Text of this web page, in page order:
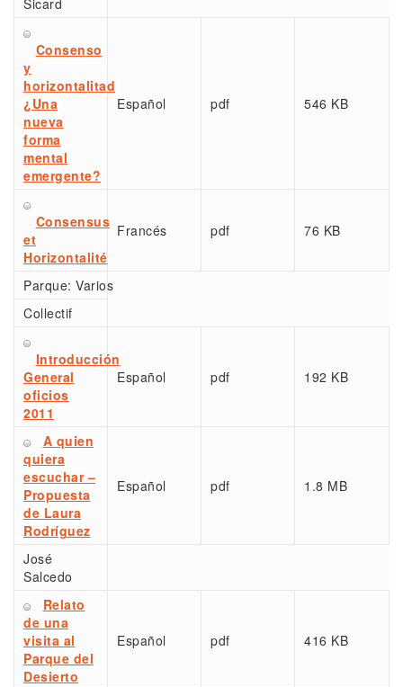
Sicard
Consenso
y
horizontalitad
¿Una
nueva
forma
mental
emergente?
Español pdf 546 KB
Consensus
et
Horizontalité
Francés pdf 76 KB
Parque: Varios
Collectif
Introducción
General
oficios
2011
Español pdf 192 KB
A quien
quiera
escuchar –
Propuesta
de Laura
Rodríguez
Español pdf 1.8 MB
José
Salcedo
Relato
de una
visita al
Parque del
Desierto
Español pdf 416 KB